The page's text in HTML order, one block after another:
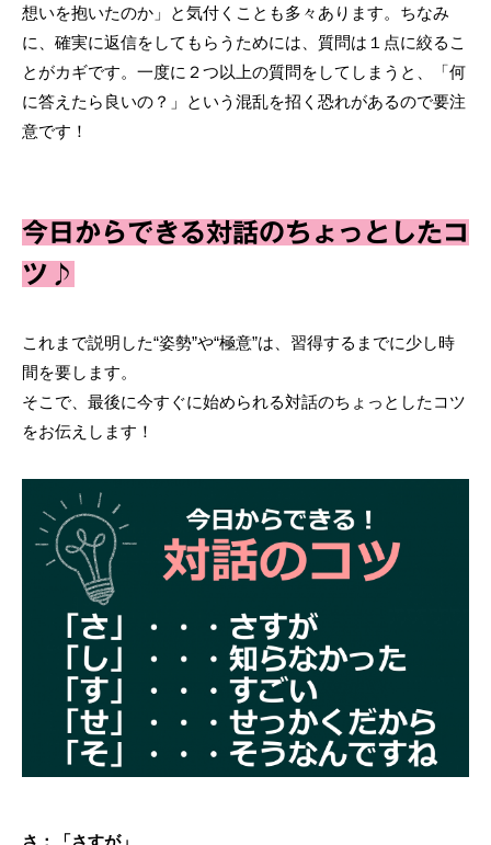
想いを抱いたのか」と気付くことも多々あります。ちなみ
に、確実に返信をしてもらうためには、質問は１点に絞るこ
とがカギです。一度に２つ以上の質問をしてしまうと、「何
に答えたら良いの？」という混乱を招く恐れがあるので要注
意です！
今日からできる対話のちょっとしたコ
ツ♪
これまで説明した“姿勢”や“極意”は、習得するまでに少し時
間を要します。
そこで、最後に今すぐに始められる対話のちょっとしたコツ
をお伝えします！
さ：「さすが」